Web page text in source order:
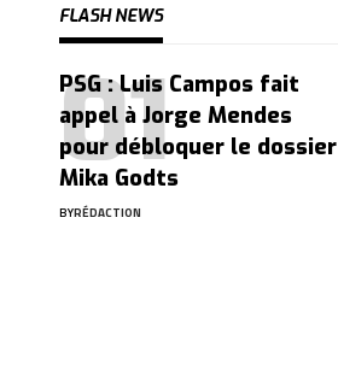
FLASH NEWS
PSG : Luis Campos fait
appel à Jorge Mendes
pour débloquer le dossier
Mika Godts
BYRÉDACTION